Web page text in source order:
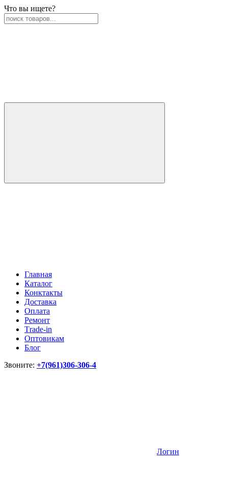
Что вы ищете?
Главная
Каталог
Конктакты
Доставка
Оплата
Ремонт
Тrade-in
Оптовикам
Блог
Звоните: +7(961)306-306-4
Логин